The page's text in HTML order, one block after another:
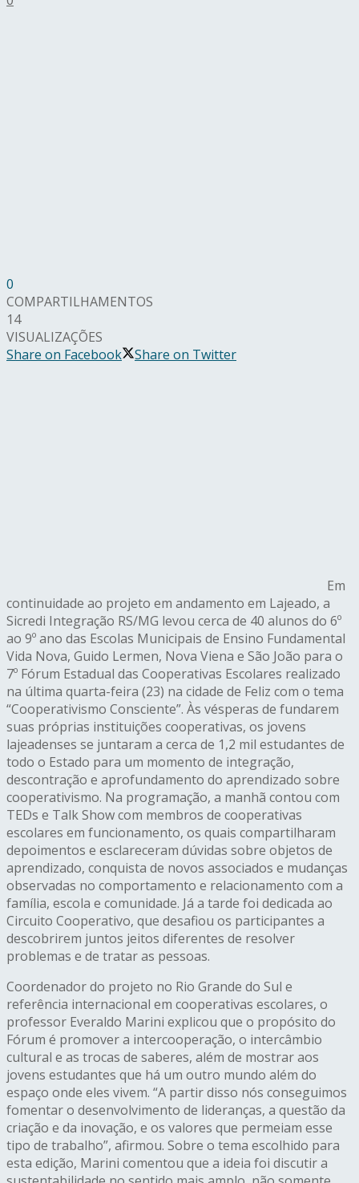
0
COMPARTILHAMENTOS
14
VISUALIZAÇÕES
Share on Facebook
Share on Twitter
Em
continuidade ao projeto em andamento em Lajeado, a
Sicredi Integração RS/MG levou cerca de 40 alunos do 6º
ao 9º ano das Escolas Municipais de Ensino Fundamental
Vida Nova, Guido Lermen, Nova Viena e São João para o
7º Fórum Estadual das Cooperativas Escolares realizado
na última quarta-feira (23) na cidade de Feliz com o tema
“Cooperativismo Consciente”. Às vésperas de fundarem
suas próprias instituições cooperativas, os jovens
lajeadenses se juntaram a cerca de 1,2 mil estudantes de
todo o Estado para um momento de integração,
descontração e aprofundamento do aprendizado sobre
cooperativismo. Na programação, a manhã contou com
TEDs e Talk Show com membros de cooperativas
escolares em funcionamento, os quais compartilharam
depoimentos e esclareceram dúvidas sobre objetos de
aprendizado, conquista de novos associados e mudanças
observadas no comportamento e relacionamento com a
família, escola e comunidade. Já a tarde foi dedicada ao
Circuito Cooperativo, que desafiou os participantes a
descobrirem juntos jeitos diferentes de resolver
problemas e de tratar as pessoas.
Coordenador do projeto no Rio Grande do Sul e
referência internacional em cooperativas escolares, o
professor Everaldo Marini explicou que o propósito do
Fórum é promover a intercooperação, o intercâmbio
cultural e as trocas de saberes, além de mostrar aos
jovens estudantes que há um outro mundo além do
espaço onde eles vivem. “A partir disso nós conseguimos
fomentar o desenvolvimento de lideranças, a questão da
criação e da inovação, e os valores que permeiam esse
tipo de trabalho”, afirmou. Sobre o tema escolhido para
esta edição, Marini comentou que a ideia foi discutir a